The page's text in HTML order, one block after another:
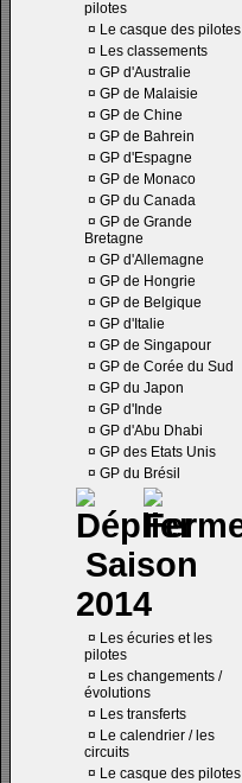
pilotes
¤ Le casque des pilotes
¤ Les classements
¤ GP d'Australie
¤ GP de Malaisie
¤ GP de Chine
¤ GP de Bahrein
¤ GP d'Espagne
¤ GP de Monaco
¤ GP du Canada
¤ GP de Grande
Bretagne
¤ GP d'Allemagne
¤ GP de Hongrie
¤ GP de Belgique
¤ GP d'Italie
¤ GP de Singapour
¤ GP de Corée du Sud
¤ GP du Japon
¤ GP d'Inde
¤ GP d'Abu Dhabi
¤ GP des Etats Unis
¤ GP du Brésil
Saison
2014
¤ Les écuries et les
pilotes
¤ Les changements /
évolutions
¤ Les transferts
¤ Le calendrier / les
circuits
¤ Le casque des pilotes